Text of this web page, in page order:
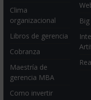
Clima
organizacional
Libros de gerencia
Cobranza
Maestría de
gerencia MBA
Como invertir